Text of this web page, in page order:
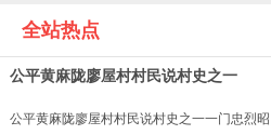
全站热点
公平黄麻陇廖屋村村民说村史之一
公平黄麻陇廖屋村村民说村史之一一门忠烈昭